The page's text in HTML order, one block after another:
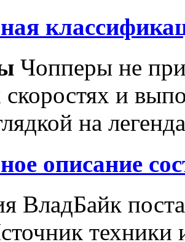
Чопперы не
и
на
описание
ВладБайк
техники